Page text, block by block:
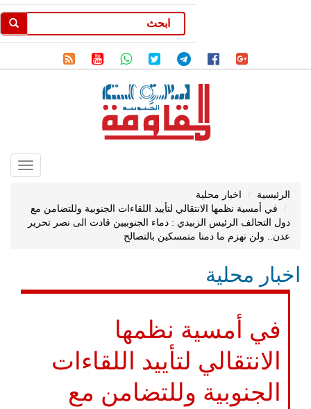
الرئيسية
اخبار محلية
في أمسية نظمها الانتقالي لتأييد اللقاءات الجنوبية وللتضامن مع
دول التحالف الرئيس الزبيدي : دماء الجنوبيين قادت الى نصر تحرير
عدن.. ولن نهزم ما دمنا متمسكين بالتصالح
اخبار محلية
في أمسية نظمها
الانتقالي لتأييد اللقاءات
الجنوبية وللتضامن مع